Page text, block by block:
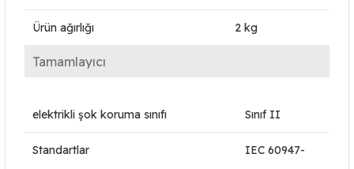
Tamamlayıcı
Ürün ağırlığı 2 kg
elektrikli şok koruma sınıfı Sınıf II
Standartlar IEC 60947-